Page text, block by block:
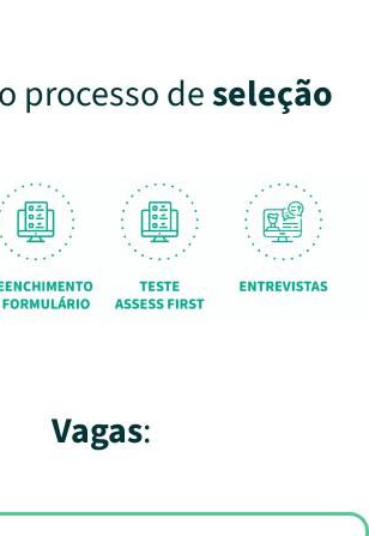
processo deseleção
Vagas: